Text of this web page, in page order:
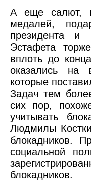
А еще салют,
медалей,
президента и
Эстафета
вплоть до
оказались на
которые
Задач тем
сих пор,
учитывать
Людмилы
блокадников.
социальной
блокадников.